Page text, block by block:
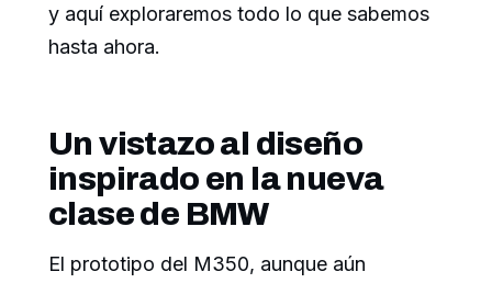
y aquí exploraremos todo lo que sabemos
hasta ahora.
Un vistazo al diseño
inspirado en la nueva
clase de BMW
El prototipo del M350, aunque aún